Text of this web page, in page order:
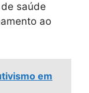
saúde
ao
em